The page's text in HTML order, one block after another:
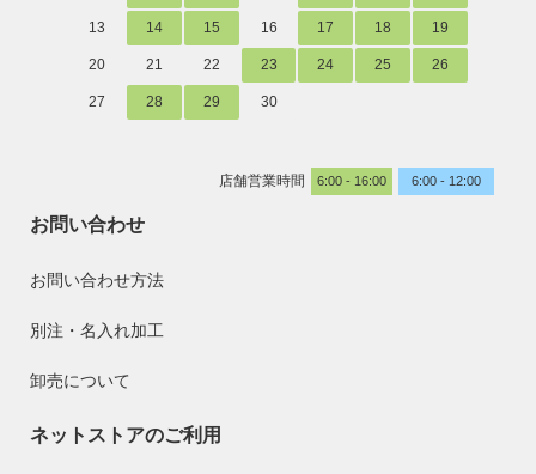
13 14 15 16 17 18 19
20 21 22 23 24 25 26
27 28 29 30
店舗営業時間 6:00 - 16:00 6:00 - 12:00
お問い合わせ
お問い合わせ方法
別注・名入れ加工
卸売について
ネットストアのご利用